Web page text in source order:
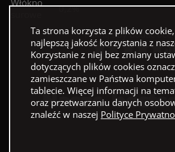
0,2%
Kliknij aby dodać
Nasze
Ta strona korzysta z plików
najlepszą jakość korzystania z
Korzystanie z niej bez zmiany
dotyczących plików cookies
zamieszczane w Państwa
tablecie. Więcej informacji na
oraz przetwarzaniu danych
znaleźć w naszej Polityce